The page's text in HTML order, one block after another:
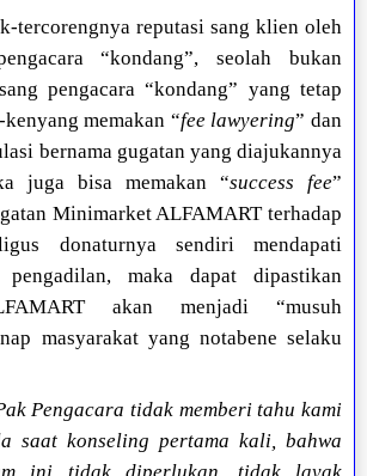
tercorengnya reputasi sang klien oleh
“kondang”, seolah bukan
pengacara “kondang” yang tetap
memakan “fee lawyering” dan
bernama gugatan yang diajukannya
juga bisa memakan “success fee”
Minimarket ALFAMART terhadap
donaturnya sendiri mendapati
pengadilan, maka dapat dipastikan
akan menjadi “musuh
masyarakat yang notabene selaku
Pengacara tidak memberi tahu kami
saat konseling pertama kali, bahwa